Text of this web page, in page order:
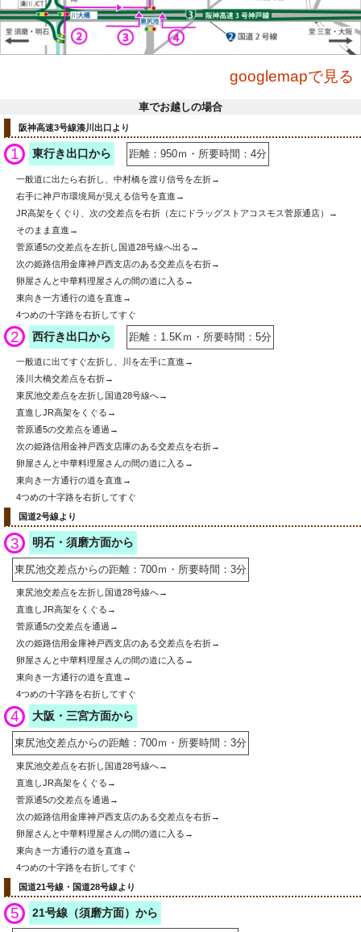
googlemapで見る
車でお越しの場合
阪神高速3号線湊川出口より
1 東行き出口から 距離：950ｍ・所要時間：4分
一般道に出たら右折し、中村橋を渡り信号を左折→
右手に神戸市環境局が見える信号を直進→
JR高架をくぐり、次の交差点を右折（左にドラッグストアコスモス菅原通店）→
そのまま直進→
菅原通5の交差点を左折し国道28号線へ出る→
次の姫路信用金庫神戸西支店のある交差点を右折→
卵屋さんと中華料理屋さんの間の道に入る→
東向き一方通行の道を直進→
4つめの十字路を右折してすぐ
2 西行き出口から 距離：1.5Kｍ・所要時間：5分
一般道に出てすぐ左折し、川を左手に直進→
湊川大橋交差点を右折→
東尻池交差点を左折し国道28号線へ→
直進しJR高架をくぐる→
菅原通5の交差点を通過→
次の姫路信用金神戸西支店庫のある交差点を右折→
卵屋さんと中華料理屋さんの間の道に入る→
東向き一方通行の道を直進→
4つめの十字路を右折してすぐ
国道2号線より
3 明石・須磨方面から
東尻池交差点からの距離：700ｍ・所要時間：3分
東尻池交差点を左折し国道28号線へ→
直進しJR高架をくぐる→
菅原通5の交差点を通過→
次の姫路信用金庫神戸西支店のある交差点を右折→
卵屋さんと中華料理屋さんの間の道に入る→
東向き一方通行の道を直進→
4つめの十字路を右折してすぐ
4 大阪・三宮方面から
東尻池交差点からの距離：700ｍ・所要時間：3分
東尻池交差点を右折し国道28号線へ→
直進しJR高架をくぐる→
菅原通5の交差点を通過→
次の姫路信用金庫神戸西支店のある交差点を右折→
卵屋さんと中華料理屋さんの間の道に入る→
東向き一方通行の道を直進→
4つめの十字路を右折してすぐ
国道21号線・国道28号線より
5 21号線（須磨方面）から